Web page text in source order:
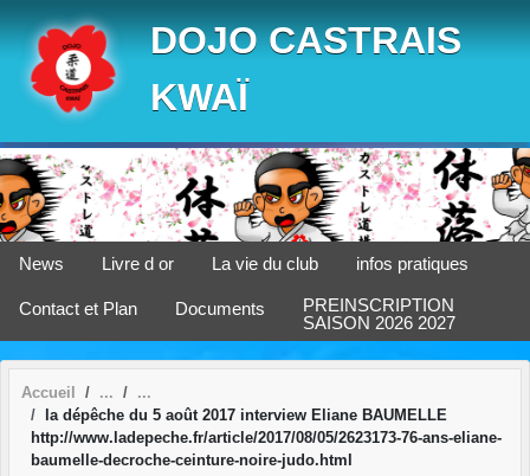
DOJO CASTRAIS
KWAÏ
News Livre d or La vie du club infos pratiques
Contact et Plan Documents
PREINSCRIPTION
SAISON 2026 2027
Accueil
la dépêche du 5 août 2017 interview Eliane BAUMELLE
http://www.ladepeche.fr/article/2017/08/05/2623173-76-ans-eliane-
baumelle-decroche-ceinture-noire-judo.html
Panneau de gestion des cookies